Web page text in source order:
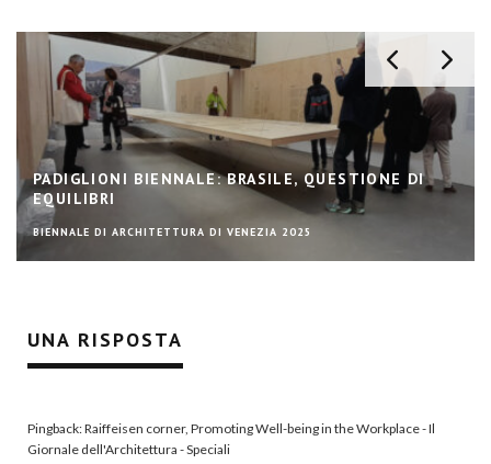
UNA TORRE CHE CONNETTE
GIORNATA MONDIALE DELL'ACQUA 2026
UNA RISPOSTA
Pingback:Raiffeisen corner, Promoting Well-being in the Workplace - Il
Giornale dell'Architettura - Speciali